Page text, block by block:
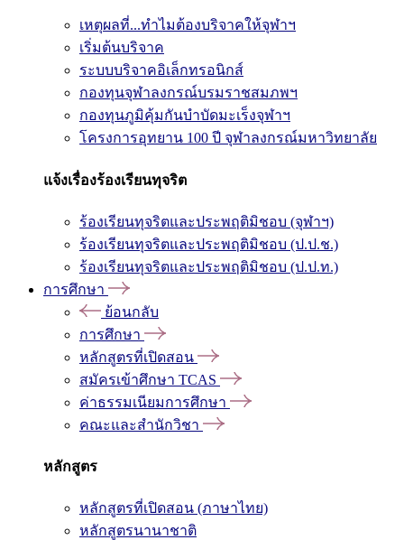
เหตุผลที่...ทำไมต้องบริจาคให้จุฬาฯ
เริ่มต้นบริจาค
ระบบบริจาคอิเล็กทรอนิกส์
กองทุนจุฬาลงกรณ์บรมราชสมภพฯ
กองทุนภูมิคุ้มกันบำบัดมะเร็งจุฬาฯ
โครงการอุทยาน 100 ปี จุฬาลงกรณ์มหาวิทยาลัย
แจ้งเรื่องร้องเรียนทุจริต
ร้องเรียนทุจริตและประพฤติมิชอบ (จุฬาฯ)
ร้องเรียนทุจริตและประพฤติมิชอบ (ป.ป.ช.)
ร้องเรียนทุจริตและประพฤติมิชอบ (ป.ป.ท.)
การศึกษา
ย้อนกลับ
การศึกษา
หลักสูตรที่เปิดสอน
สมัครเข้าศึกษา TCAS
ค่าธรรมเนียมการศึกษา
คณะและสำนักวิชา
หลักสูตร
หลักสูตรที่เปิดสอน (ภาษาไทย)
หลักสูตรนานาชาติ